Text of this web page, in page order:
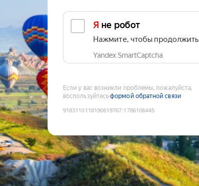
Я не робот
Нажмите, чтобы продолжить
Yandex SmartCaptcha
Если у вас возникли проблемы, пожалуйста,
воспользуйтесьформой обратной связи
9183110118190619767:1786106445